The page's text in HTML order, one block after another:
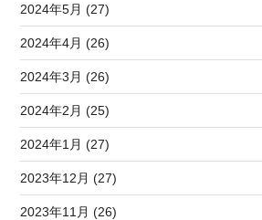
2024年5月 (27)
2024年4月 (26)
2024年3月 (26)
2024年2月 (25)
2024年1月 (27)
2023年12月 (27)
2023年11月 (26)